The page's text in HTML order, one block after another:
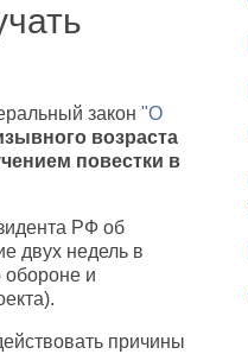
закон "О
возраста
повестки в
РФ об
двух недель в
обороне и
причины